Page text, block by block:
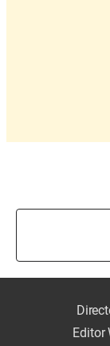
Editor